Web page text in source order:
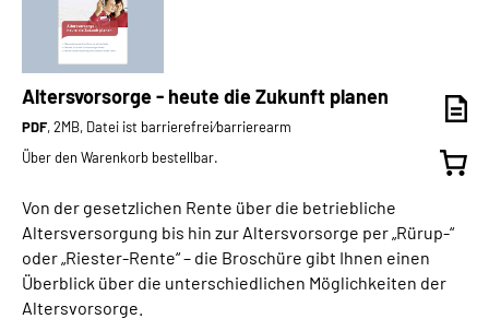
Altersvorsorge - heute die Zukunft planen
PDF, 2MB, Datei ist barrierefrei⁄barrierearm
Über den Warenkorb bestellbar.
Von der gesetzlichen Rente über die betriebliche
Altersversorgung bis hin zur Altersvorsorge per „Rürup-“
oder „Riester-Rente“ – die Broschüre gibt Ihnen einen
Überblick über die unterschiedlichen Möglichkeiten der
Altersvorsorge.